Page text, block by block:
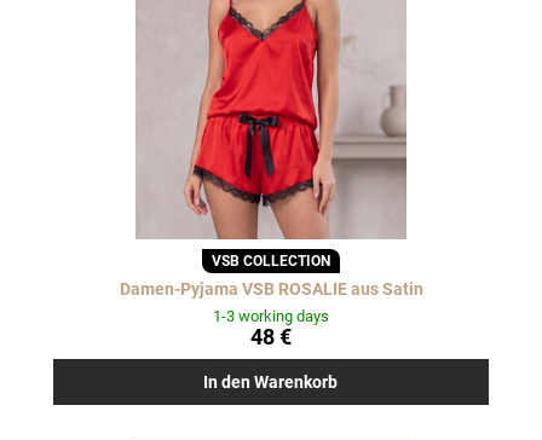
VSB COLLECTION
Damen-Pyjama VSB ROSALIE aus Satin
1-3 working days
48 €
In den Warenkorb